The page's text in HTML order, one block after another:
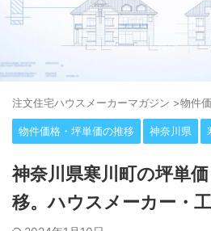
注⽂住宅ハウスメーカーマガジン >物件
物件価格・坪単価の推移 神奈川県
神奈川県寒川町の坪単
移。ハウスメーカー・